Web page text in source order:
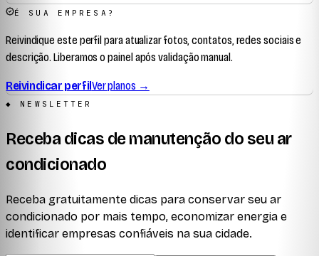
É SUA EMPRESA?
Reivindique este perfil para atualizar fotos, contatos, redes sociais e
descrição. Liberamos o painel após validação manual.
Reivindicar perfilVer planos →
◆ NEWSLETTER
Receba dicas de manutenção do seu ar
condicionado
Receba gratuitamente dicas para conservar seu ar
condicionado por mais tempo, economizar energia e
identificar empresas confiáveis na sua cidade.